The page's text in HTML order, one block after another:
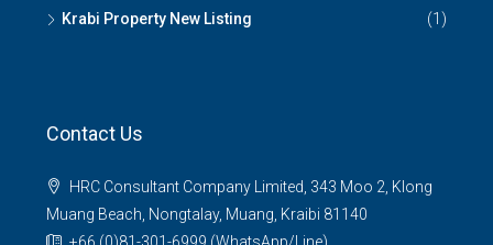
Krabi Property New Listing (1)
Contact Us
HRC Consultant Company Limited, 343 Moo 2, Klong
Muang Beach, Nongtalay, Muang, Kraibi 81140